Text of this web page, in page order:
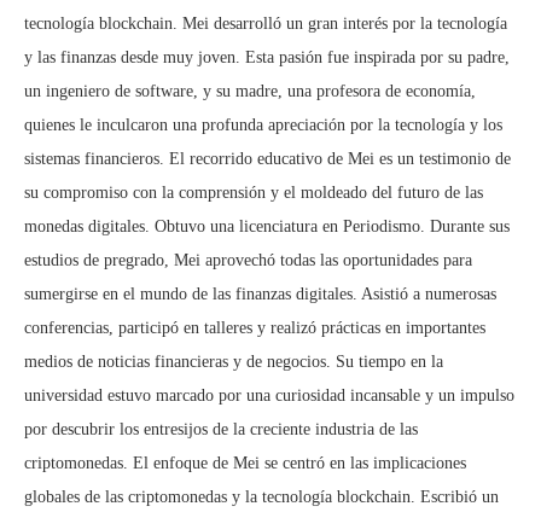
tecnología blockchain. Mei desarrolló un gran interés por la tecnología
y las finanzas desde muy joven. Esta pasión fue inspirada por su padre,
un ingeniero de software, y su madre, una profesora de economía,
quienes le inculcaron una profunda apreciación por la tecnología y los
sistemas financieros. El recorrido educativo de Mei es un testimonio de
su compromiso con la comprensión y el moldeado del futuro de las
monedas digitales. Obtuvo una licenciatura en Periodismo. Durante sus
estudios de pregrado, Mei aprovechó todas las oportunidades para
sumergirse en el mundo de las finanzas digitales. Asistió a numerosas
conferencias, participó en talleres y realizó prácticas en importantes
medios de noticias financieras y de negocios. Su tiempo en la
universidad estuvo marcado por una curiosidad incansable y un impulso
por descubrir los entresijos de la creciente industria de las
criptomonedas. El enfoque de Mei se centró en las implicaciones
globales de las criptomonedas y la tecnología blockchain. Escribió un